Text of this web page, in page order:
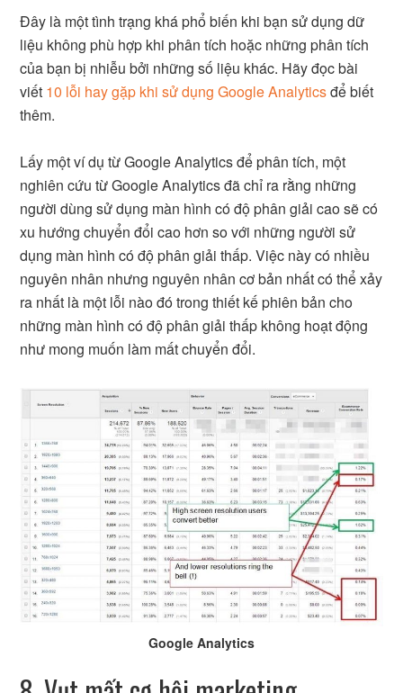
Đây là một tình trạng khá phổ biến khi bạn sử dụng dữ
liệu không phù hợp khi phân tích hoặc những phân tích
của bạn bị nhiễu bởi những số liệu khác. Hãy đọc bài
viết 10 lỗi hay gặp khi sử dụng Google Analyticsđể biết
thêm.
Lấy một ví dụ từ Google Analytics để phân tích, một
nghiên cứu từ Google Analytics đã chỉ ra rằng những
người dùng sử dụng màn hình có độ phân giải cao sẽ có
xu hướng chuyển đổi cao hơn so với những người sử
dụng màn hình có độ phân giải thấp. Việc này có nhiều
nguyên nhân nhưng nguyên nhân cơ bản nhất có thể xảy
ra nhất là một lỗi nào đó trong thiết kế phiên bản cho
những màn hình có độ phân giải thấp không hoạt động
như mong muốn làm mất chuyển đổi.
Google Analytics